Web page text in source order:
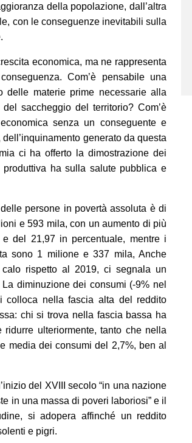
della popolazione, dall’altra
con le conseguenze inevitabili sulla
economica, ma ne rappresenta
Com’è pensabile una
delle materie prime necessarie alla
saccheggio del territorio? Com’è
senza un conseguente e
generato da questa
ci ha offerto la dimostrazione dei
produttiva ha sulla salute pubblica e
persone in povertà assoluta è di
e 593 mila, con un aumento di più
del 21,97 in percentuale, mentre i
sono 1 milione e 337 mila, Anche
calo rispetto al 2019, ci segnala un
diminuzione dei consumi (-9% nel
colloca nella fascia alta del reddito
chi si trova nella fascia bassa ha
ulteriormente, tanto che nella
media dei consumi del 2,7%, ben al
del XVIII secolo “in una nazione
in una massa di poveri laboriosi” e il
si adopera affinché un reddito
e pigri.